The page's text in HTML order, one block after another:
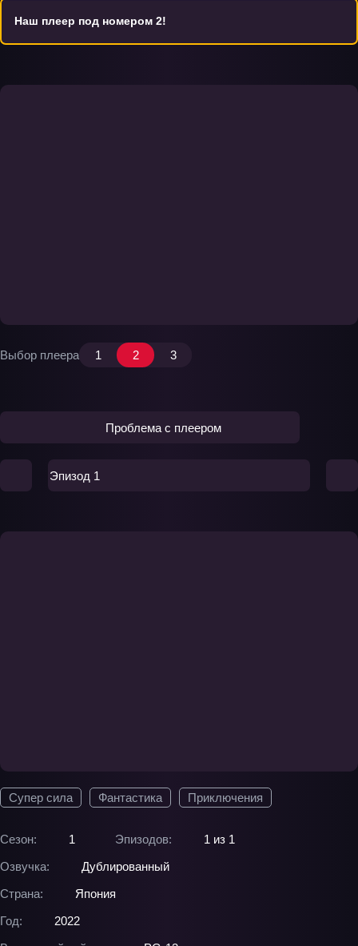
Супер сила Фантастика Приключения
Сезон: 1 Эпизодов:
1 из 1
Озвучка:
Дублированный
Страна:
Япония
Год:
2022
Наш плеер под номером 2!
Выбор плеера 1 2 3
Проблема с плеером
Эпизод 1